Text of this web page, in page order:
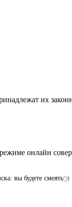
их
онлайн
i
вы будете смеяться